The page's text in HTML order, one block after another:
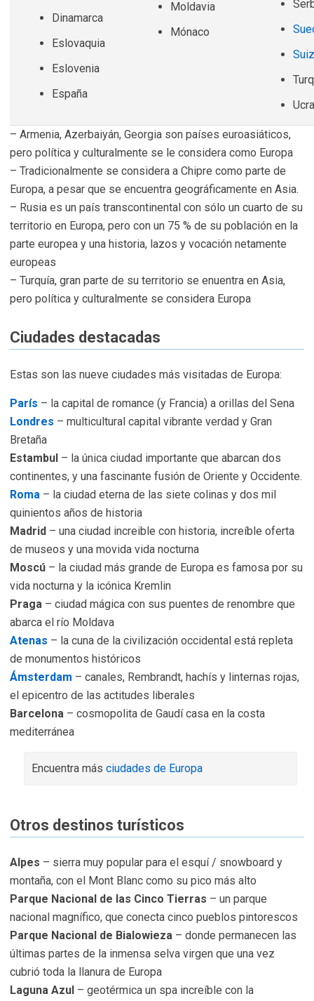
Dinamarca
Eslovaquia
Eslovenia
España
Moldavia
Mónaco
– Armenia, Azerbaiyán, Georgia son países euroasiáticos,
pero política y culturalmente se le considera como Europa
– Tradicionalmente se considera a Chipre como parte de
Europa, a pesar que se encuentra geográficamente en Asia.
– Rusia es un país transcontinental con sólo un cuarto de su
territorio en Europa, pero con un 75 % de su población en la
parte europea y una historia, lazos y vocación netamente
europeas
– Turquía, gran parte de su territorio se enuentra en Asia,
pero política y culturalmente se considera Europa
Ciudades destacadas
Estas son las nueve ciudades más visitadas de Europa:
París – la capital de romance (y Francia) a orillas del Sena
Londres – multicultural capital vibrante verdad y Gran
Bretaña
Estambul – la única ciudad importante que abarcan dos
continentes, y una fascinante fusión de Oriente y Occidente.
Roma – la ciudad eterna de las siete colinas y dos mil
quinientos años de historia
Madrid – una ciudad increible con historia, increíble oferta
de museos y una movida vida nocturna
Moscú – la ciudad más grande de Europa es famosa por su
vida nocturna y la icónica Kremlin
Praga – ciudad mágica con sus puentes de renombre que
abarca el río Moldava
Atenas – la cuna de la civilización occidental está repleta
de monumentos históricos
Ámsterdam – canales, Rembrandt, hachís y linternas rojas,
el epicentro de las actitudes liberales
Barcelona – cosmopolita de Gaudí casa en la costa
mediterránea
Encuentra más ciudades de Europa
Otros destinos turísticos
Alpes – sierra muy popular para el esquí / snowboard y
montaña, con el Mont Blanc como su pico más alto
Parque Nacional de las Cinco Tierras – un parque
nacional magnífico, que conecta cinco pueblos pintorescos
Parque Nacional de Bialowieza – donde permanecen las
últimas partes de la inmensa selva virgen que una vez
cubrió toda la llanura de Europa
Laguna Azul – geotérmica un spa increíble con la